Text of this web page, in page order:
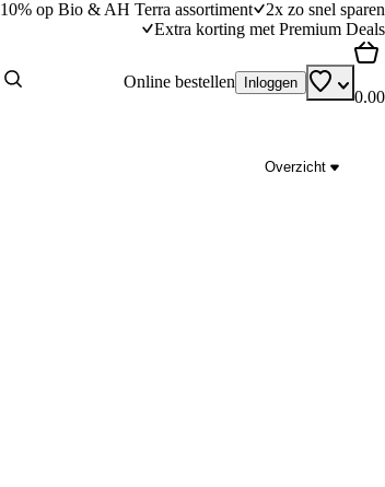
10% op Bio & AH Terra assortiment
2x zo snel sparen
Extra korting met Premium Deals
Online bestellen Inloggen
0.00
Overzicht